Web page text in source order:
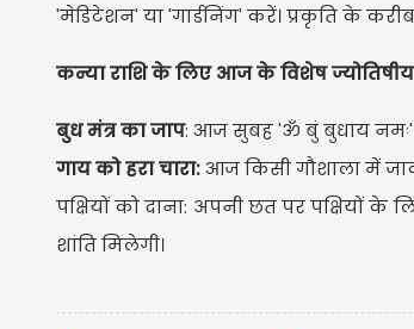
'मेडिटेशन' या 'गार्डनिंग' करें। प्रकृति के
कन्या राशि के लिए आज के विशेष
बुध मंत्र का जाप: आज सुबह 'ॐ बुं बुधाय नमः'
गाय को हरा चारा:आज किसी गौशाला में
पक्षियों को दाना: अपनी छत पर पक्षियों
शांति मिलेगी।